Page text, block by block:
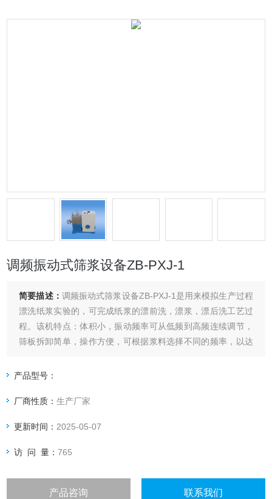
调频振动式筛浆设备ZB-PXJ-1
简要描述： 调频振动式筛浆设备ZB-PXJ-1是用来模拟生产过程
漂洗纸浆实验的，可完成纸浆的漂前洗，漂浆，漂后洗工艺过
程。该机特点：体积小，振动频率可从低频到高频连续调节，
筛板拆卸简单，操作方便，可根据浆料选择不同的频率，以达
产品型号：
厂商性质：生产厂家
更新时间： 2025-05-07
访 问 量：765
产品咨询 联系我们